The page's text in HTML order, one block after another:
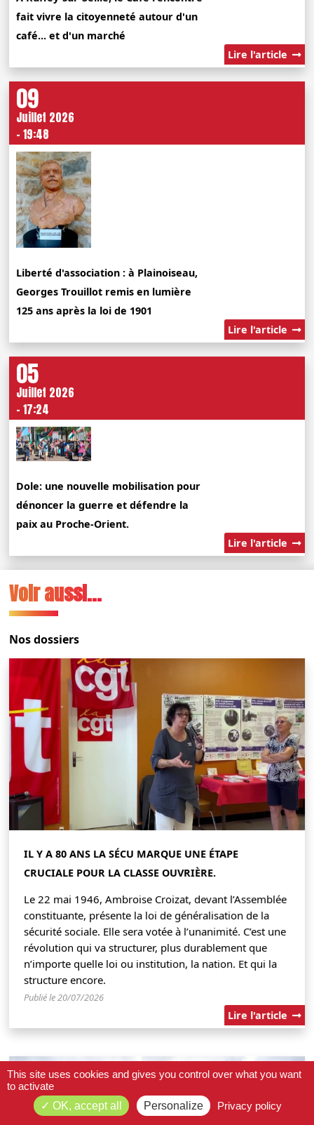
fait vivre la citoyenneté autour d'un
café... et d'un marché
Lire l'article
09
Juillet 2026
- 19:48
Liberté d'association : à Plainoiseau,
Georges Trouillot remis en lumière
125 ans après la loi de 1901
Lire l'article
05
Juillet 2026
- 17:24
Dole: une nouvelle mobilisation pour
dénoncer la guerre et défendre la
paix au Proche-Orient.
Lire l'article
Voir aussi...
Nos dossiers
IL Y A 80 ANS LA SÉCU MARQUE UNE ÉTAPE
CRUCIALE POUR LA CLASSE OUVRIÈRE.
Le 22 mai 1946, Ambroise Croizat, devant l’Assemblée
constituante, présente la loi de généralisation de la
sécurité sociale. Elle sera votée à l’unanimité. C’est une
révolution qui va structurer, plus durablement que
n’importe quelle loi ou institution, la nation. Et qui la
structure encore.
Publié le 20/07/2026
Lire l'article
This site uses cookies and gives you control over what you want
to activate
OK, accept all
Personalize Privacy policy